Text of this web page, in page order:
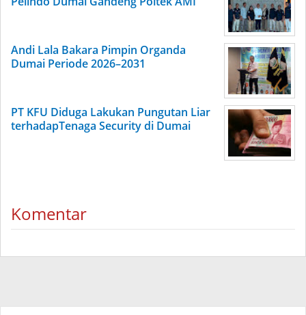
Andi Lala Bakara Pimpin Organda
Dumai Periode 2026–2031
PT KFU Diduga Lakukan Pungutan Liar
terhadapTenaga Security di Dumai
Komentar